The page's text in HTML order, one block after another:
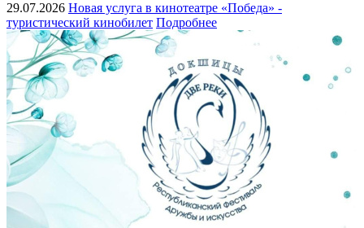
29.07.2026 Новая услуга в кинотеатре «Победа» -
туристический кинобилет Подробнее